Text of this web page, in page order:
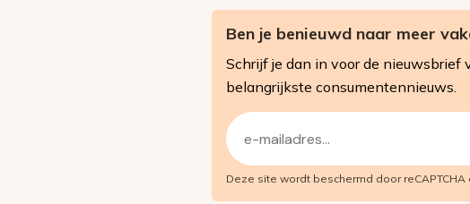
Ben je benieuwd naar meer
Schrijf je dan in voor de
belangrijkste consumentennieuws.
E-
mailadres
(Vereist)
Deze site wordt beschermd door reCAPTCHA